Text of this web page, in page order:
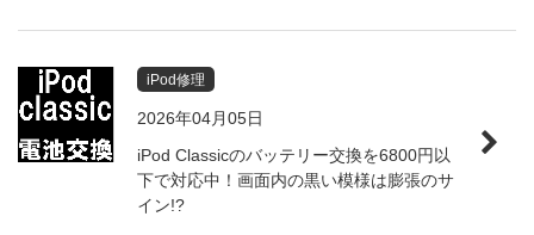
iPod修理
2026年04月05日
iPod Classicのバッテリー交換を6800円以
下で対応中！画面内の黒い模様は膨張のサ
イン!?